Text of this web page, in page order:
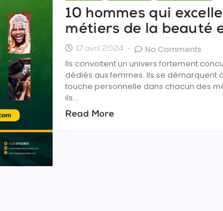
10 hommes qui
métiers de la beauté
17 avril 2024 -
No Comments
Ils convoitent un univers fortement
dédiés aux femmes. Ils se démarquent
touche personnelle dans chacun des
ils...
Read More